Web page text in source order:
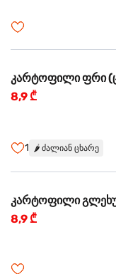
კარტოფილი ფრი
8,9 ₾
1 🌶️ ძალიან ცხარე
კარტოფილი
8,9 ₾